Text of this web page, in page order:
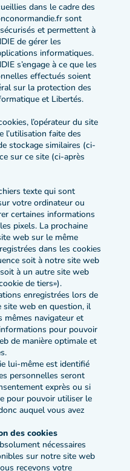
dans le cadre des
sont
et permettent à
de gérer les
informatiques.
s’engage à ce que les
effectués soient
sur la protection des
et Libertés.
l’opérateur du site
l’utilisation faite des
stockage similaires (ci-
sur ce site (ci-après
texte qui sont
votre ordinateur ou
certaines informations
pixels. La prochaine
web sur le même
dans les cookies
soit à notre site web
à un autre site web
de tiers»).
enregistrées lors de
site web en question, il
mêmes navigateur et
pour pouvoir
de manière optimale et
lui-même est identifié
personnelles seront
exprès ou si
pour pouvoir utiliser le
auquel vous avez
des cookies
nécessaires
sur notre site web
recevons votre